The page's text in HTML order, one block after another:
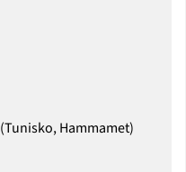
(Tunisko, Hammamet)